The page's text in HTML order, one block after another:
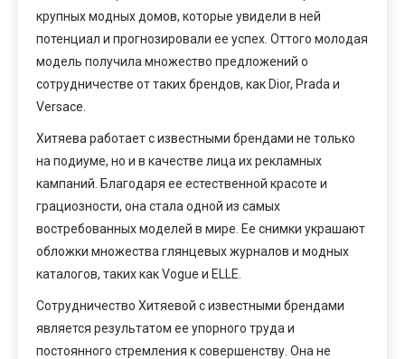
крупных модных домов, которые увидели в ней
потенциал и прогнозировали ее успех. Оттого молодая
модель получила множество предложений о
сотрудничестве от таких брендов, как Dior, Prada и
Versace.
Хитяева работает с известными брендами не только
на подиуме, но и в качестве лица их рекламных
кампаний. Благодаря ее естественной красоте и
грациозности, она стала одной из самых
востребованных моделей в мире. Ее снимки украшают
обложки множества глянцевых журналов и модных
каталогов, таких как Vogue и ELLE.
Сотрудничество Хитяевой с известными брендами
является результатом ее упорного труда и
постоянного стремления к совершенству. Она не